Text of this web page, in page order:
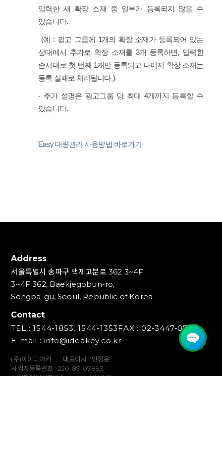
입력한 새 확장 소재 중 일부가 등록되지 않을 수
있습니다.
(예 : 광고 그룹에 1개의 확장 소재가 등록되어 있는
상태에서 추가로 확장 소재를 3개 등록하면, 입력한
순서대로 첫 번째 1개만 등록되고 나머지 확장 소재는
등록 실패로 처리됩니다.)
- 추가 설명은 광고그룹 당 최대 4개까지 등록할 수
있습니다.
Easy 대량관리 사용방법 바로가기
Address
서울특별시 송파구 백제고분로 362 3~4F
3~4F 362, Baekjegobun-ro,
Songpa-gu, Seoul, Republic of Korea
Contact
TEL : 1544-1853, 1544-1353FAX : 02-3447-0700
E-mail : info@ideakey.co.kr
(주)아이디어키
대표이사 : 안정윤
사업자등록번호 : 220‍-87-07893
통신판매업신고번호 : 2023-서울송파-5801호